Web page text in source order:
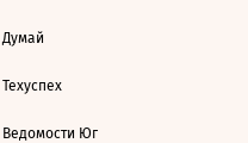
Думай
Техуспех
Ведомости Юг